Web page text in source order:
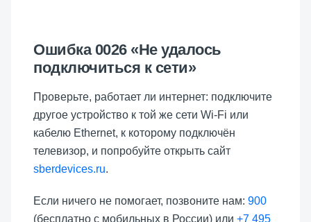
Ошибка 0026 «Не удалось
подключиться к сети»
Проверьте, работает ли интернет: подключите
другое устройство к той же сети Wi-Fi или
кабелю Ethernet, к которому подключён
телевизор, и попробуйте открыть сайт
sberdevices.ru.
Если ничего не помогает, позвоните нам: 900
(бесплатно с мобильных в России) или +7 495